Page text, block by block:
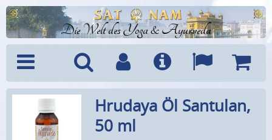
Die Welt des Yoga & Ayurveda
Menü SucheBenutzerkonto
Info Sprachen
Hrudaya Öl Santulan,
50 ml